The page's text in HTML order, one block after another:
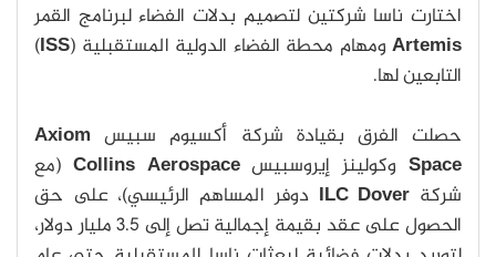
اختارت ناسا شركتين لتصميم بدلات الفضاء لبرنامج القمر
Artemis ومهام محطة الفضاء الدولية المستقبلية (ISS
)
التابعين لها.
حصلت الفرق بقيادة شركة أكسيوم سبيس Axiom
Space وكولينز إيروسبيسCollins Aerospace (مع
شركة ILC Dover دوفر المساهم الرئيسي)، على حق
الحصول على عقد بقيمة إجمالية تصل إلى 3.5 مليار دولار،